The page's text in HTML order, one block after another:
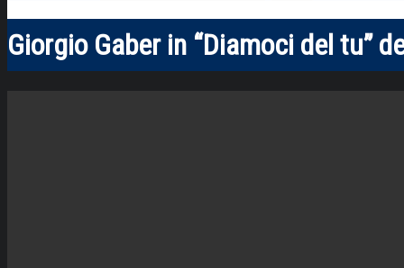
Giorgio Gaber in “Diamoci del tu”